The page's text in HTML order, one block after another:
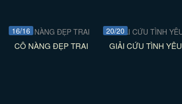
16/16
CÔ NÀNG ĐẸP TRAI
20/20
GIẢI CỨU TÌNH YÊU